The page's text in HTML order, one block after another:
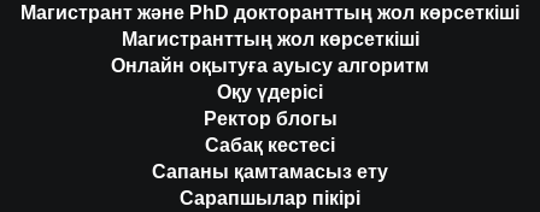
Магистрант және PhD докторанттың жол көрсеткіші
Магистранттың жол көрсеткіші
Онлайн оқытуға ауысу алгоритм
Оқу үдерісі
Ректор блогы
Сабақ кестесі
Сапаны қамтамасыз ету
Сарапшылар пікірі